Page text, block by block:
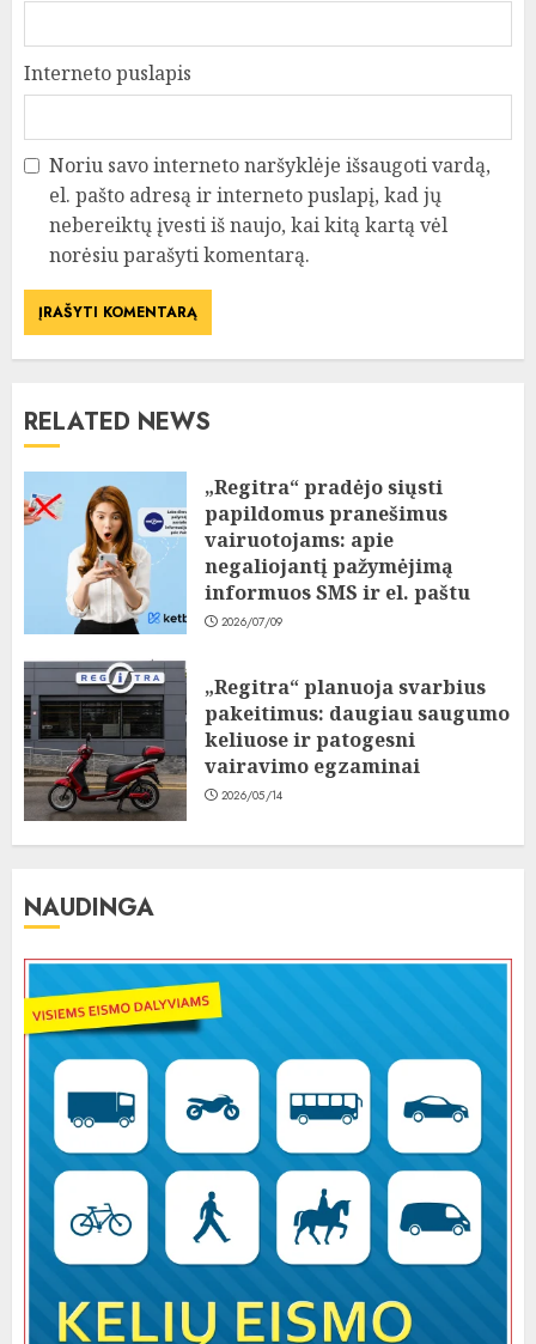
Interneto puslapis
Noriu savo interneto naršyklėje išsaugoti vardą,
el. pašto adresą ir interneto puslapį, kad jų
nebereiktų įvesti iš naujo, kai kitą kartą vėl
norėsiu parašyti komentarą.
RELATED NEWS
„Regitra“ pradėjo siųsti
papildomus pranešimus
vairuotojams: apie
negaliojantį pažymėjimą
informuos SMS ir el. paštu
2026/07/09
„Regitra“ planuoja svarbius
pakeitimus: daugiau saugumo
keliuose ir patogesni
vairavimo egzaminai
2026/05/14
NAUDINGA